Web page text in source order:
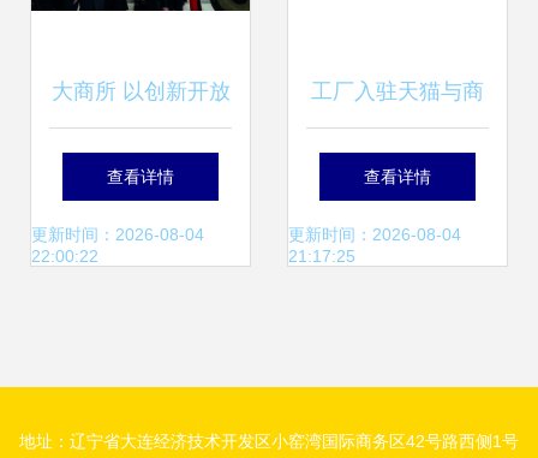
大商所 以创新开放
打造国际一流衍生
品交易所与商品交
查看详情
更新时间：2026-08-04
22:00:22
工厂入驻天猫与商
品交易中心的五大
核心优势解析
查看详情
更新时间：2026-08-04
21:17:25
地址：辽宁省大连经济技术开发区小窑湾国际商务区42号路西侧1号